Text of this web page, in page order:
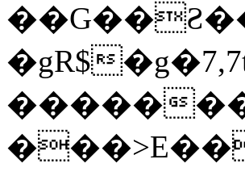
�gR$
�����